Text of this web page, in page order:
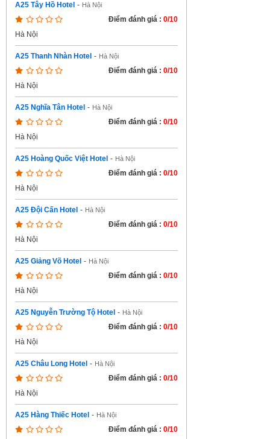
A25 Tây Hồ Hotel - Hà Nội
Điểm đánh giá : 0/10
Hà Nội
A25 Thanh Nhàn Hotel - Hà Nội
Điểm đánh giá : 0/10
Hà Nội
A25 Nghĩa Tân Hotel - Hà Nội
Điểm đánh giá : 0/10
Hà Nội
A25 Hoàng Quốc Việt Hotel - Hà Nội
Điểm đánh giá : 0/10
Hà Nội
A25 Đội Cấn Hotel - Hà Nội
Điểm đánh giá : 0/10
Hà Nội
A25 Giảng Võ Hotel - Hà Nội
Điểm đánh giá : 0/10
Hà Nội
A25 Nguyễn Trường Tộ Hotel - Hà Nội
Điểm đánh giá : 0/10
Hà Nội
A25 Châu Long Hotel - Hà Nội
Điểm đánh giá : 0/10
Hà Nội
A25 Hàng Thiếc Hotel - Hà Nội
Điểm đánh giá : 0/10